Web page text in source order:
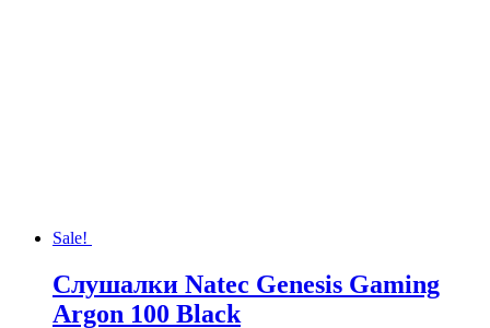
Sale!
Слушалки Natec Genesis Gaming
Argon 100 Black